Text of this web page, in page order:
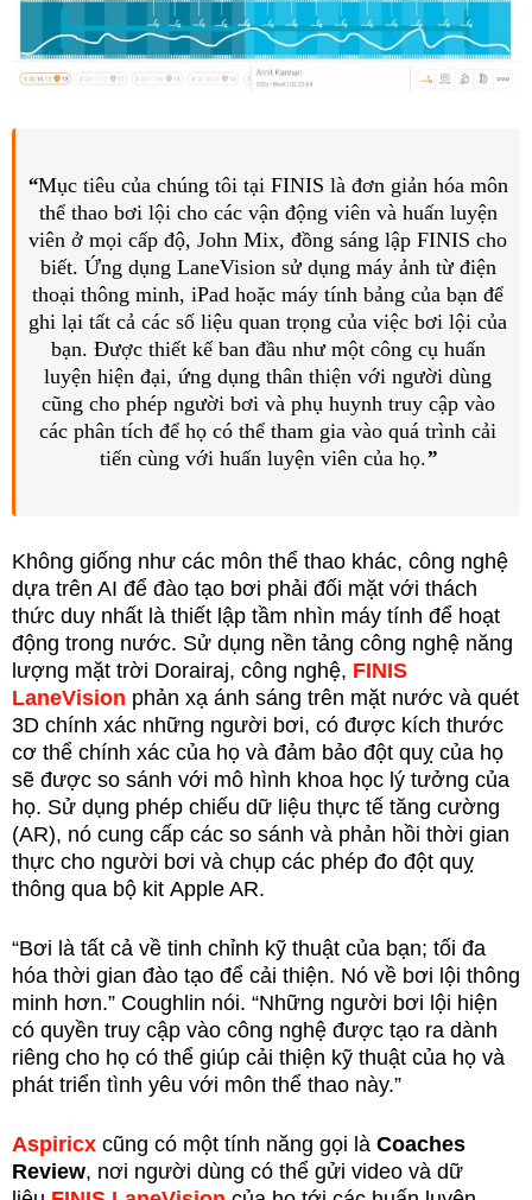
“Mục tiêu của chúng tôi tại FINIS là đơn giản hóa môn
thể thao bơi lội cho các vận động viên và huấn luyện
viên ở mọi cấp độ, John Mix, đồng sáng lập FINIS cho
biết. Ứng dụng LaneVision sử dụng máy ảnh từ điện
thoại thông minh, iPad hoặc máy tính bảng của bạn để
ghi lại tất cả các số liệu quan trọng của việc bơi lội của
bạn. Được thiết kế ban đầu như một công cụ huấn
luyện hiện đại, ứng dụng thân thiện với người dùng
cũng cho phép người bơi và phụ huynh truy cập vào
các phân tích để họ có thể tham gia vào quá trình cải
tiến cùng với huấn luyện viên của họ.”
Không giống như các môn thể thao khác, công nghệ
dựa trên AI để đào tạo bơi phải đối mặt với thách
thức duy nhất là thiết lập tầm nhìn máy tính để hoạt
động trong nước. Sử dụng nền tảng công nghệ năng
lượng mặt trời Dorairaj, công nghệ, FINIS
LaneVision phản xạ ánh sáng trên mặt nước và quét
3D chính xác những người bơi, có được kích thước
cơ thể chính xác của họ và đảm bảo đột quỵ của họ
sẽ được so sánh với mô hình khoa học lý tưởng của
họ. Sử dụng phép chiếu dữ liệu thực tế tăng cường
(AR), nó cung cấp các so sánh và phản hồi thời gian
thực cho người bơi và chụp các phép đo đột quỵ
thông qua bộ kit Apple AR.
“Bơi là tất cả về tinh chỉnh kỹ thuật của bạn; tối đa
hóa thời gian đào tạo để cải thiện. Nó về bơi lội thông
minh hơn.” Coughlin nói. “Những người bơi lội hiện
có quyền truy cập vào công nghệ được tạo ra dành
riêng cho họ có thể giúp cải thiện kỹ thuật của họ và
phát triển tình yêu với môn thể thao này.”
Aspiricx cũng có một tính năng gọi là Coaches
Review, nơi người dùng có thể gửi video và dữ